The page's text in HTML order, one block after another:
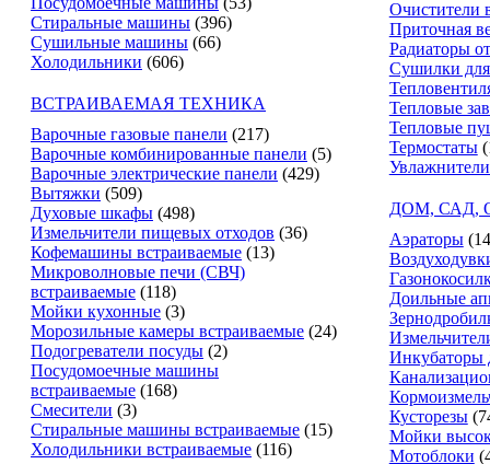
Стиральные машины (396)
Сушильные машины (66)
Холодильники (606)
ВСТРАИВАЕМАЯ ТЕХНИКА
Варочные газовые панели (217)
Варочные комбинированные панели (5)
Варочные электрические панели (429)
Вытяжки (509)
Духовые шкафы (498)
Измельчители пищевых отходов (36)
Кофемашины встраиваемые (13)
Микроволновые печи (СВЧ)
встраиваемые (118)
Мойки кухонные (3)
Морозильные камеры встраиваемые (24)
Подогреватели посуды (2)
Посудомоечные машины
встраиваемые (168)
Смесители (3)
Стиральные машины встраиваемые (15)
Холодильники встраиваемые (116)
Очистители
Приточная
Радиаторы
Сушилки
Тепловые
Тепловые
Термостаты
ДОМ, САД,
Аэраторы
Доильные
Инкубаторы
Кусторезы
Мойки
Мотоблоки